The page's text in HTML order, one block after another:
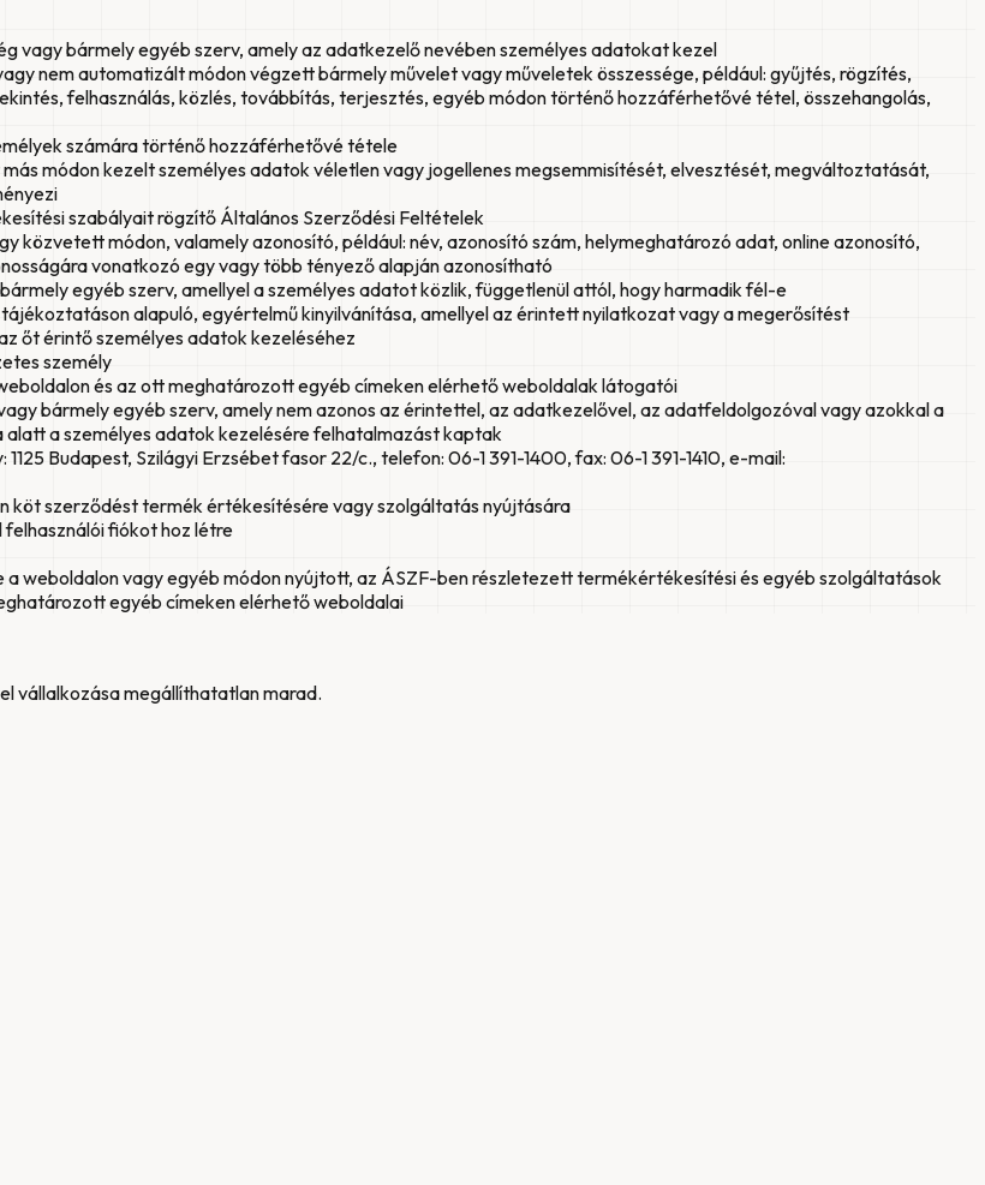
vagy bármely egyéb szerv, amely az adatkezelő nevében személyes adatokat kezel
nem automatizált módon végzett bármely művelet vagy műveletek összessége, például: gyűjtés, rögzítés,
felhasználás, közlés, továbbítás, terjesztés, egyéb módon történő hozzáférhetővé tétel, összehangolás,
számára történő hozzáférhetővé tétele
módon kezelt személyes adatok véletlen vagy jogellenes megsemmisítését, elvesztését, megváltoztatását,
szabályait rögzítő Általános Szerződési Feltételek
közvetett módon, valamely azonosító, például: név, azonosító szám, helymeghatározó adat, online azonosító,
vonatkozó egy vagy több tényező alapján azonosítható
egyéb szerv, amellyel a személyes adatot közlik, függetlenül attól, hogy harmadik fél-e
alapuló, egyértelmű kinyilvánítása, amellyel az érintett nyilatkozat vagy a megerősítést
őt érintő személyes adatok kezeléséhez
személy
és az ott meghatározott egyéb címeken elérhető weboldalak látogatói
bármely egyéb szerv, amely nem azonos az érintettel, az adatkezelővel, az adatfeldolgozóval vagy azokkal a
a személyes adatok kezelésére felhatalmazást kaptak
Budapest, Szilágyi Erzsébet fasor 22/c., telefon: 06-1 391-1400, fax: 06-1 391-1410, e-mail:
köt szerződést termék értékesítésére vagy szolgáltatás nyújtására
fiókot hoz létre
weboldalon vagy egyéb módon nyújtott, az ÁSZF-ben részletezett termékértékesítési és egyéb szolgáltatások
egyéb címeken elérhető weboldalai
vállalkozása megállíthatatlan marad.